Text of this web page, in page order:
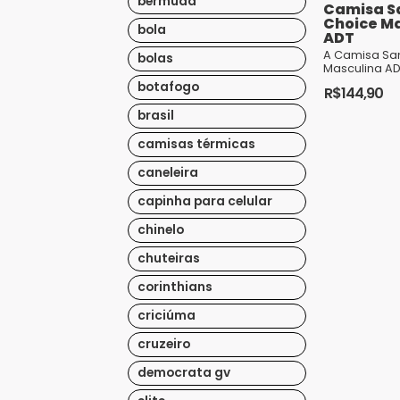
bola
bolas
botafogo
brasil
camisas térmicas
caneleira
capinha para celular
chinelo
chuteiras
corinthians
criciúma
cruzeiro
democrata gv
Camisa
Choice
ADT
A Camisa
Masculina
fervorosos
R$144,90